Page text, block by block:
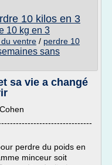
10 kilos en 3
10 kg en 3
ventre / perdre 10
sans
sa vie a changé
perdre du poids en
minceur soit